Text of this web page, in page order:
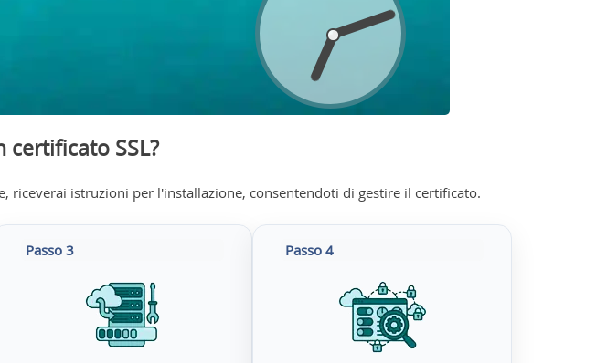
SSL?
riceverai istruzioni per l'installazione, consentendoti di gestire il certificato.
Passo 3 Passo 4